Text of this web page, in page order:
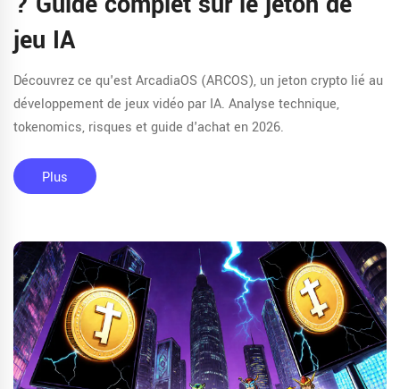
jeu IA
Découvrez ce qu'est ArcadiaOS (ARCOS), un jeton crypto lié au
développement de jeux vidéo par IA. Analyse technique,
tokenomics, risques et guide d'achat en 2026.
Plus